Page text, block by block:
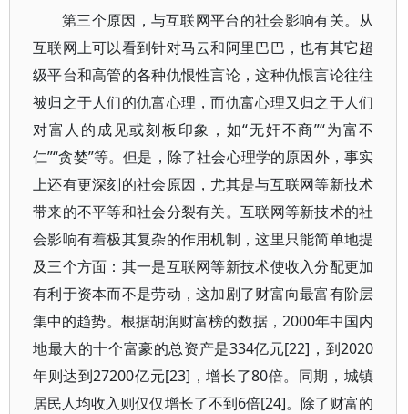
第三个原因，与互联网平台的社会影响有关。从
互联网上可以看到针对马云和阿里巴巴，也有其它超
级平台和高管的各种仇恨性言论，这种仇恨言论往往
被归之于人们的仇富心理，而仇富心理又归之于人们
对富人的成见或刻板印象，如“无奸不商”“为富不
仁”“贪婪”等。但是，除了社会心理学的原因外，事实
上还有更深刻的社会原因，尤其是与互联网等新技术
带来的不平等和社会分裂有关。互联网等新技术的社
会影响有着极其复杂的作用机制，这里只能简单地提
及三个方面：其一是互联网等新技术使收入分配更加
有利于资本而不是劳动，这加剧了财富向最富有阶层
集中的趋势。根据胡润财富榜的数据，2000年中国内
地最大的十个富豪的总资产是334亿元[22]，到2020
年则达到27200亿元[23]，增长了80倍。同期，城镇
居民人均收入则仅仅增长了不到6倍[24]。除了财富的